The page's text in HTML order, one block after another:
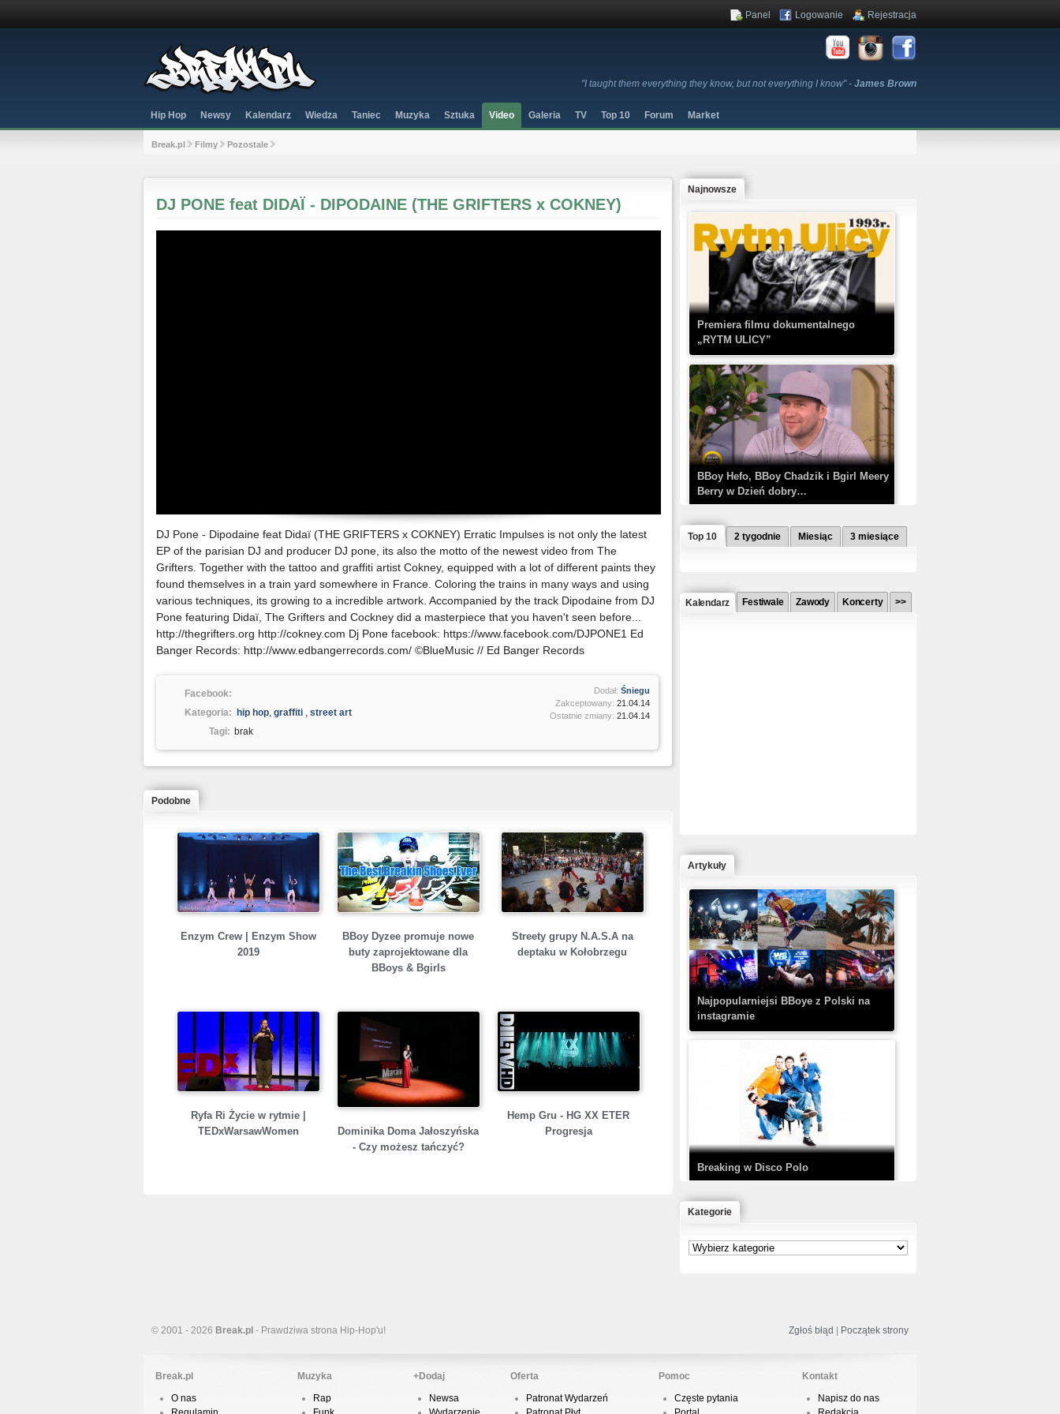
"I taught them everything they know, but not everything I know" - James Brown
Panel Logowanie Rejestracja
Hip Hop Newsy Kalendarz Wiedza Taniec Muzyka Sztuka Video Galeria TV Top 10 Forum Market
Break.pl Filmy Pozostale
DJ PONE feat DIDAÏ - DIPODAINE (THE GRIFTERS x COKNEY)
DJ Pone - Dipodaine feat Didaï (THE GRIFTERS x COKNEY) Erratic Impulses is not only the latest
EP of the parisian DJ and producer DJ pone, its also the motto of the newest video from The
Grifters. Together with the tattoo and graffiti artist Cokney, equipped with a lot of different paints they
found themselves in a train yard somewhere in France. Coloring the trains in many ways and using
various techniques, its growing to a incredible artwork. Accompanied by the track Dipodaine from DJ
Pone featuring Didaï, The Grifters and Cockney did a masterpiece that you haven't seen before...
http://thegrifters.org http://cokney.com Dj Pone facebook: https://www.facebook.com/DJPONE1 Ed
Banger Records: http://www.edbangerrecords.com/ ©BlueMusic // Ed Banger Records
Facebook:
Kategoria:
hip hop, graffiti , street art
Tagi: brak
Dodał: Śniegu
Zakceptowany: 21.04.14
Ostatnie zmiany: 21.04.14
Podobne
Enzym Crew | Enzym Show
2019
BBoy Dyzee promuje nowe
buty zaprojektowane dla
BBoys & Bgirls
Streety grupy N.A.S.A na
deptaku w Kołobrzegu
Ryfa Ri Życie w rytmie |
TEDxWarsawWomen
Dominika Doma Jałoszyńska
- Czy możesz tańczyć?
Hemp Gru - HG XX ETER
Progresja
Najnowsze
Premiera filmu dokumentalnego
„RYTM ULICY”
BBoy Hefo, BBoy Chadzik i Bgirl Meery
Berry w Dzień dobry…
Kaczorex w najnowszym klipie: HRYPA
– Kobieta z walizką
TEDE & SIR MICH - KICKDOWN /
DISCO NOIR
Prod. Chubeats, Scratch:…
KrisBo - Cienie
Top 10 2 tygodnie Miesiąc 3 miesiące
Kalendarz Festiwale Zawody Koncerty >>
Artykuły
Najpopularniejsi BBoye z Polski na
instagramie
Breaking w Disco Polo
Kategorie
© 2001 - 2026 Break.pl - Prawdziwa strona Hip-Hop'u! Zgłoś błąd | Początek strony
Break.pl
O nas
Muzyka
Rap
+Dodaj
Newsa
Oferta
Patronat Wydarzeń
Pomoc
Częste pytania
Kontakt
Napisz do nas